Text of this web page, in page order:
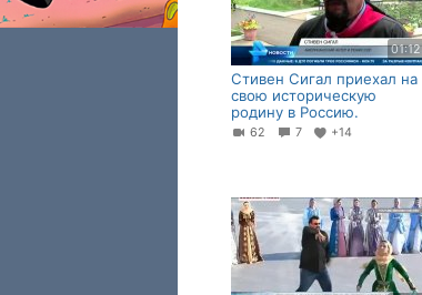
01:12
Стивен Сигал приехал на
свою историческую
родину в Россию.
62 7 +14